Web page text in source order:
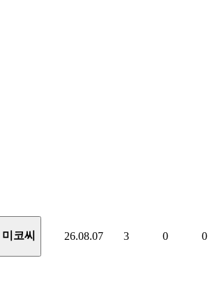
미코씨 26.08.07 3 0 0